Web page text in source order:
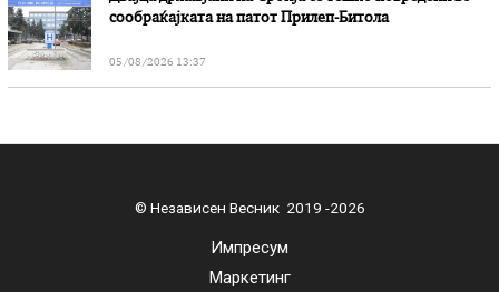
сообраќајката на патот Прилеп-Битола
05/08/2026 13:37
© Независен Весник 2019 -2026
Импресум
Маркетинг